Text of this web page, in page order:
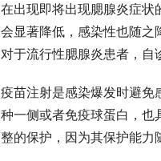
在出现即将出现腮腺炎症
会显著降低，感染性也随
对于流行性腮腺炎患者，自
疫苗注射是感染爆发时避免
种一侧或者免疫球蛋白，也
整的保护，因为其保护能力